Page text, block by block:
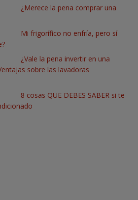
¿Merece la pena comprar una
Mi frigorífico no enfría, pero sí
¿Vale la pena invertir en una
sobre las lavadoras
8 cosas QUE DEBES SABER si te